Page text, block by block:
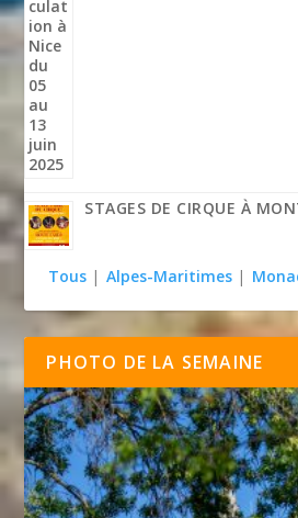
STAGES DE CIRQUE À
Tous | Alpes-Maritimes |
PHOTO DE LA SEMAINE